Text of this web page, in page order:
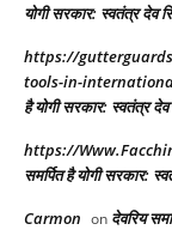
योगी सरकार: स्वतंत्र देव
https://
tools-in-
है योगी सरकार: स्वतंत्र देव
https://
समर्पित है योगी सरकार:
Carmon on देवरिय